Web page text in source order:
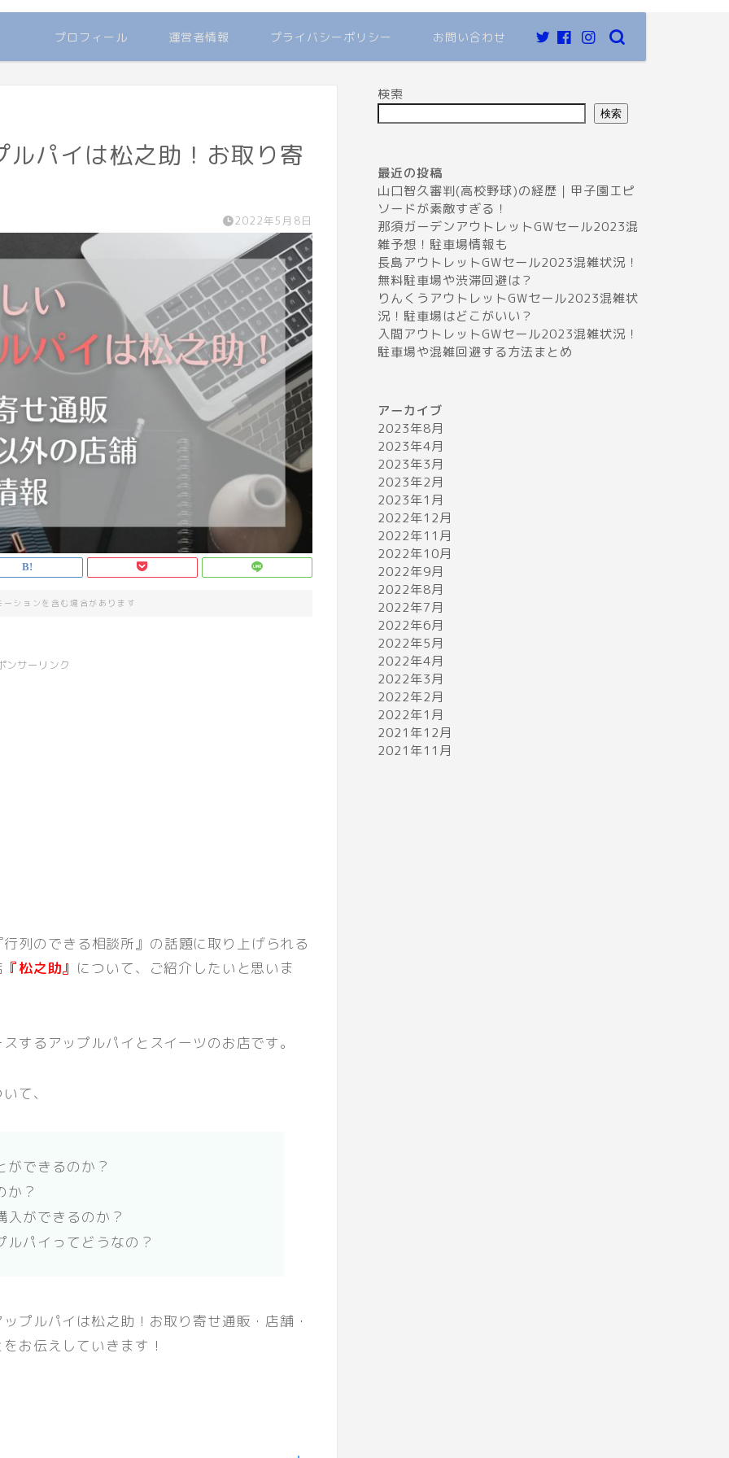
プロフィール 運営者情報 プライバシーポリシー お問い合わせ
パイは松之助！お取り寄
2022年5月8日
ションを含む場合があります
ンサーリンク
列のできる相談所』の話題に取り上げられる
『松之助』 について、ご紹介したいと思いま
するアップルパイとスイーツのお店です。
て、
ができるのか？
か？
ができるのか？
パイってどうなの？
プルパイは松之助！お取り寄せ通販・店舗・
お伝えしていきます！
検索
検索
最近の投稿
山口智久審判(高校野球)の経歴｜甲子園エピ
ソードが素敵すぎる！
那須ガーデンアウトレットGWセール2023混
雑予想！駐車場情報も
長島アウトレットGWセール2023混雑状況！
無料駐車場や渋滞回避は？
りんくうアウトレットGWセール2023混雑状
況！駐車場はどこがいい？
入間アウトレットGWセール2023混雑状況！
駐車場や混雑回避する方法まとめ
アーカイブ
2023年8月
2023年4月
2023年3月
2023年2月
2023年1月
2022年12月
2022年11月
2022年10月
2022年9月
2022年8月
2022年7月
2022年6月
2022年5月
2022年4月
2022年3月
2022年2月
2022年1月
2021年12月
2021年11月